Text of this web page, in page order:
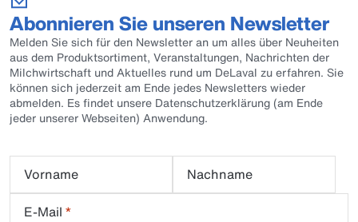
Abonnieren Sie unseren Newsletter
Melden Sie sich für den Newsletter an um alles über Neuheiten
aus dem Produktsortiment, Veranstaltungen, Nachrichten der
Milchwirtschaft und Aktuelles rund um DeLaval zu erfahren. Sie
können sich jederzeit am Ende jedes Newsletters wieder
abmelden. Es findet unsere Datenschutzerklärung (am Ende
jeder unserer Webseiten) Anwendung.
Vorname
Nachname
E-Mail *